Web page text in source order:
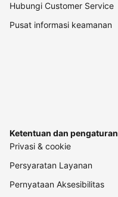
Hubungi Customer Service
Pusat informasi keamanan
Ketentuan dan pengaturan
Privasi & cookie
Persyaratan Layanan
Pernyataan Aksesibilitas